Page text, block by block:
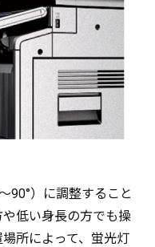
90°）に調整すること
低い身長の方でも操
所によって、蛍光灯